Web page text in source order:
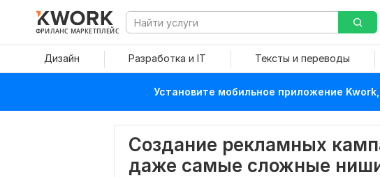
ФРИЛАНС МАРКЕТПЛЕЙС
Дизайн Разработка и IT Тексты и переводы
Установите мобильное приложение
Создание рекламных
даже самые сложные